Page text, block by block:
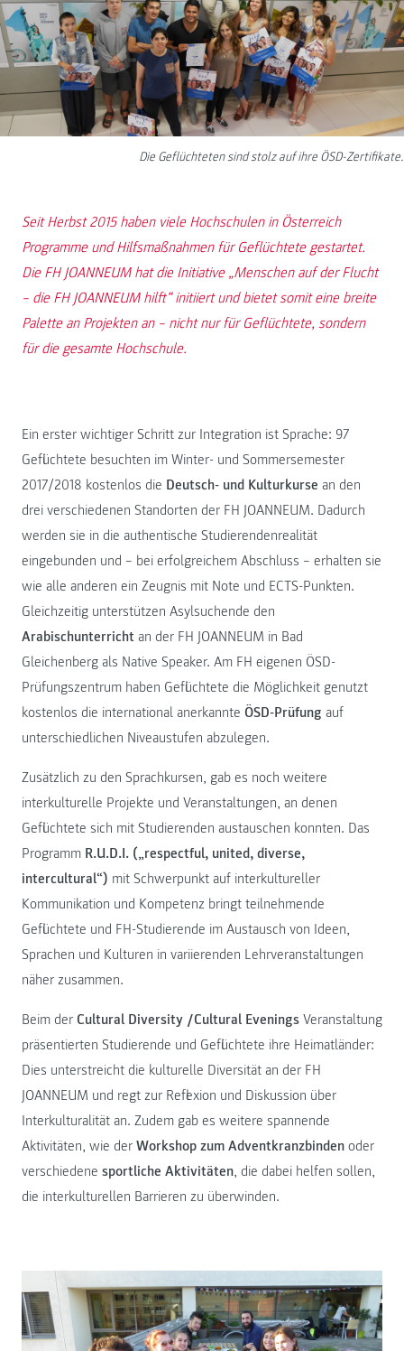
Die Geflüchteten sind stolz auf ihre ÖSD-Zertifikate.
Seit Herbst 2015 haben viele Hochschulen in Österreich
Programme und Hilfsmaßnahmen für Geflüchtete gestartet.
Die FH JOANNEUM hat die Initiative „Menschen auf der Flucht
– die FH JOANNEUM hilft“ initiiert und bietet somit eine breite
Palette an Projekten an – nicht nur für Geflüchtete, sondern
für die gesamte Hochschule.
Ein erster wichtiger Schritt zur Integration ist Sprache: 97
Geflüchtete besuchten im Winter- und Sommersemester
2017/2018 kostenlos die Deutsch- und Kulturkurse an den
drei verschiedenen Standorten der FH JOANNEUM. Dadurch
werden sie in die authentische Studierendenrealität
eingebunden und – bei erfolgreichem Abschluss – erhalten sie
wie alle anderen ein Zeugnis mit Note und ECTS-Punkten.
Gleichzeitig unterstützen Asylsuchende den
Arabischunterricht an der FH JOANNEUM in Bad
Gleichenberg als Native Speaker. Am FH eigenen ÖSD-
Prüfungszentrum haben Geflüchtete die Möglichkeit genutzt
kostenlos die international anerkannte ÖSD-Prüfung auf
unterschiedlichen Niveaustufen abzulegen.
Zusätzlich zu den Sprachkursen, gab es noch weitere
interkulturelle Projekte und Veranstaltungen, an denen
Geflüchtete sich mit Studierenden austauschen konnten. Das
Programm R.U.D.I. („respectful, united, diverse,
intercultural“) mit Schwerpunkt auf interkultureller
Kommunikation und Kompetenz bringt teilnehmende
Geflüchtete und FH-Studierende im Austausch von Ideen,
Sprachen und Kulturen in variierenden Lehrveranstaltungen
näher zusammen.
Beim der Cultural Diversity /Cultural Evenings Veranstaltung
präsentierten Studierende und Geflüchtete ihre Heimatländer:
Dies unterstreicht die kulturelle Diversität an der FH
JOANNEUM und regt zur Reflexion und Diskussion über
Interkulturalität an. Zudem gab es weitere spannende
Aktivitäten, wie der Workshop zum Adventkranzbinden oder
verschiedene sportliche Aktivitäten, die dabei helfen sollen,
die interkulturellen Barrieren zu überwinden.